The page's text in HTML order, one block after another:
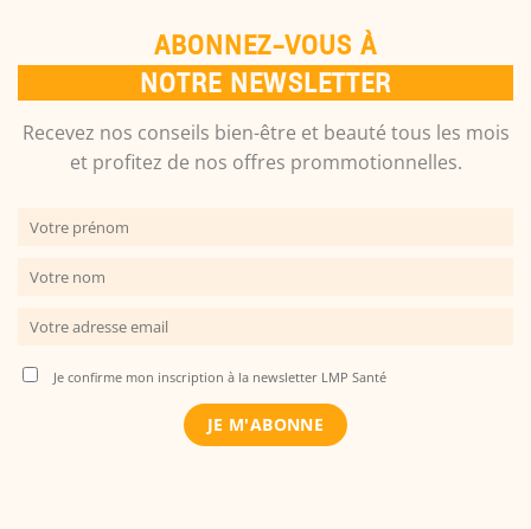
ABONNEZ-VOUS À
NOTRE NEWSLETTER
Recevez nos conseils bien-être et beauté tous les mois
et profitez de nos offres prommotionnelles.
Je confirme mon inscription à la newsletter LMP Santé